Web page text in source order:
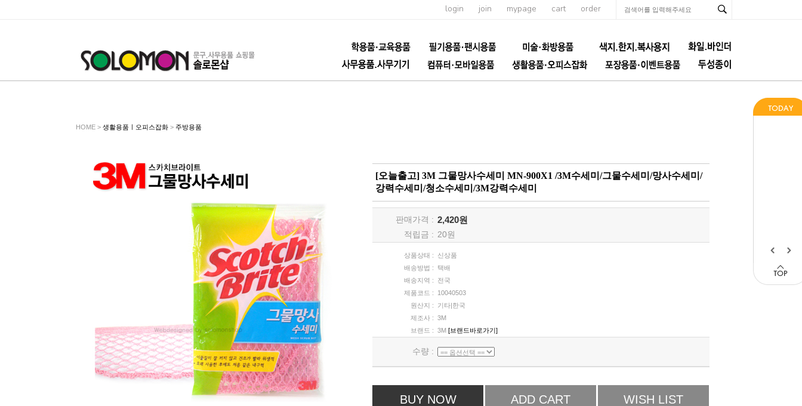
login join mypage cart order
HOME > 생활용품ㅣ오피스잡화 > 주방용품
[오늘출고] 3M 그물망사수세미 MN-900X1 /3M수세미/그물수세미/망사수세미/
강력수세미/청소수세미/3M강력수세미
판매가격 : 2,420원
적립금 : 20원
상품상태 :
신상품
배송방법 :
택배
배송지역 :
전국
제품코드 :
10040503
원산지 :
기타|한국
제조사 : 3M
브랜드 : 3M [브랜드바로가기]
수량 :
BUY NOW ADD CART WISH LIST